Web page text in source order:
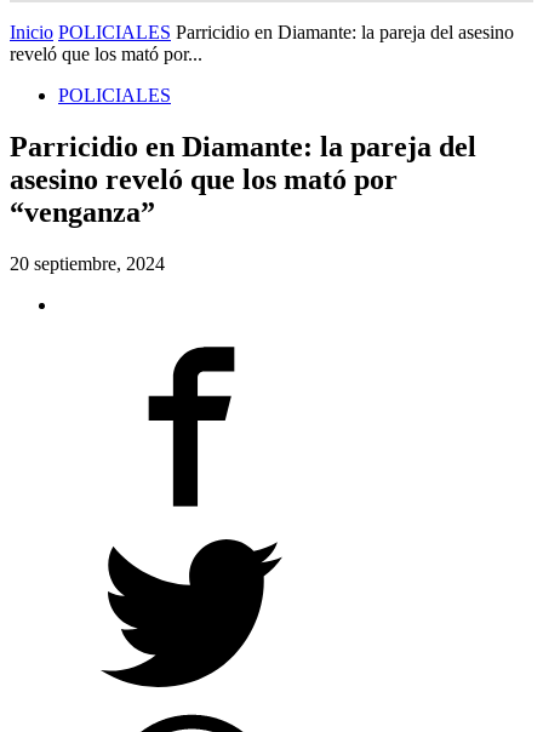
Inicio POLICIALES Parricidio en Diamante: la pareja del asesino
reveló que los mató por...
POLICIALES
Parricidio en Diamante: la pareja del
asesino reveló que los mató por
“venganza”
20 septiembre, 2024